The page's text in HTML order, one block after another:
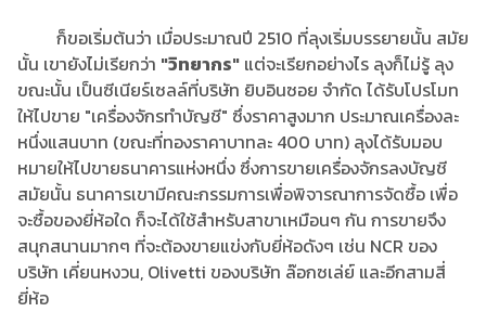
ก็ขอเริ่มต้นว่า เมื่อประมาณปี 2510 ที่ลุงเริ่มบรรยายนั้น สมัย
นั้น เขายังไม่เรียกว่า "วิทยากร" แต่จะเรียกอย่างไร ลุงก็ไม่รู้ ลุง
ขณะนั้น เป็นซีเนียร์เซลล์ที่บริษัท ยิบอินซอย จำกัด ได้รับโปรโมท
ให้ไปขาย "เครื่องจักรทำบัญชี" ซึ่งราคาสูงมาก ประมาณเครื่องละ
หนึ่งแสนบาท (ขณะที่ทองราคาบาทละ 400 บาท) ลุงได้รับมอบ
หมายให้ไปขายธนาคารแห่งหนึ่ง ซึ่งการขายเครื่องจักรลงบัญชี
สมัยนั้น ธนาคารเขามีคณะกรรมการเพื่อพิจารณาการจัดซื้อ เพื่อ
จะซื้อของยี่ห้อใด ก็จะได้ใช้สำหรับสาขาเหมือนๆ กัน การขายจึง
สนุกสนานมากๆ ที่จะต้องขายแข่งกับยี่ห้อดังๆ เช่น NCR ของ
บริษัท เคี่ยนหงวน, Olivetti ของบริษัท ล๊อกซเล่ย์ และอีกสามสี่
ยี่ห้อ